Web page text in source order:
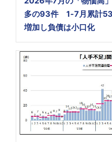
多の93件 1-7月累計
増加し負債は小口化